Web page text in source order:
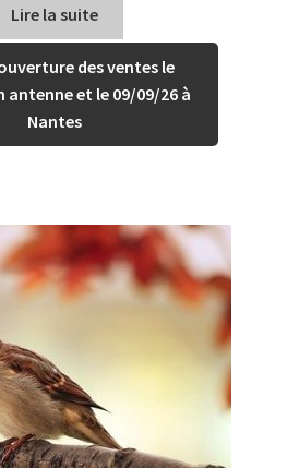
Lire la suite
des ventes le
antenne et le 09/09/26 à
Nantes